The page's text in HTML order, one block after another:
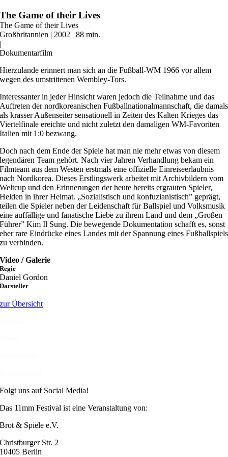
Zum
Inhalt
springen
The Game of their Lives
The Game of their Lives
Großbritannien | 2002 | 88 min.
|
Dokumentarfilm
Hierzulande erinnert man sich an die Fußball-WM 1966 vor allem
wegen des umstrittenen Wembley-Tors.
Interessanter in jeder Hinsicht waren jedoch die Teilnahme und das
Auftreten der nordkoreanischen Fußballnationalmannschaft, die damals
als krasser Außenseiter sensationell in Zeiten des Kalten Krieges das
Viertelfinale ereichte und nicht zuletzt den damaligen WM-Favoriten
Italien mit 1:0 bezwang.
Doch nach dem Ende der Spiele hat man nie mehr etwas von diesem
legendären Team gehört. Nach vier Jahren Verhandlung bekam ein
Filmteam aus dem Westen erstmals eine offizielle Einreiseerlaubnis
nach Nordkorea. Dieses Erstlingswerk arbeitet mit Archivbildern vom
Weltcup und den Erinnerungen der heute bereits ergrauten Spieler,
Helden in ihrer Heimat. „Sozialistisch und konfuzianistisch” geprägt,
teilen die Spieler neben der Leidenschaft für Ballspiel und Volksmusik
eine auffällige und fanatische Liebe zu ihrem Land und dem „Großen
Führer” Kim Il Sung. Die bewegende Dokumentation schafft es, sonst
eher rare Eindrücke eines Landes mit der Spannung eines Fußballspiels
zu verbinden.
Video / Galerie
Regie
Daniel Gordon
Darsteller
zur Übersicht
Folgt uns auf Social Media!
Das 11mm Festival ist eine Veranstaltung von:
Brot & Spiele e.V.
Christburger Str. 2
10405 Berlin